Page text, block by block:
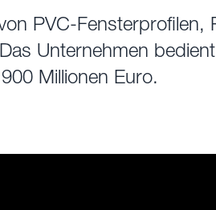
PVC-
Unternehmen
Millionen Euro.